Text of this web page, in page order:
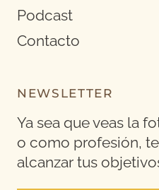
Podcast
Contacto
NEWSLETTER
Ya sea que veas la
o como profesión,
alcanzar tus